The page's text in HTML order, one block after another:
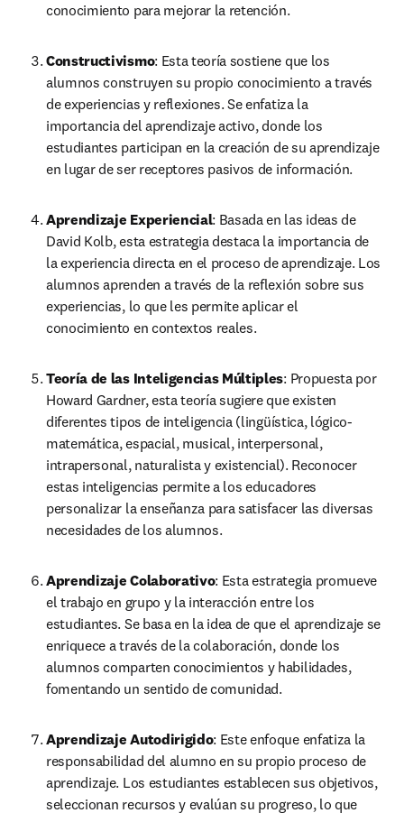
conocimiento para mejorar la retención.
Constructivismo: Esta teoría sostiene que los
alumnos construyen su propio conocimiento a través
de experiencias y reflexiones. Se enfatiza la
importancia del aprendizaje activo, donde los
estudiantes participan en la creación de su aprendizaje
en lugar de ser receptores pasivos de información.
Aprendizaje Experiencial: Basada en las ideas de
David Kolb, esta estrategia destaca la importancia de
la experiencia directa en el proceso de aprendizaje. Los
alumnos aprenden a través de la reflexión sobre sus
experiencias, lo que les permite aplicar el
conocimiento en contextos reales.
Teoría de las Inteligencias Múltiples: Propuesta por
Howard Gardner, esta teoría sugiere que existen
diferentes tipos de inteligencia (lingüística, lógico-
matemática, espacial, musical, interpersonal,
intrapersonal, naturalista y existencial). Reconocer
estas inteligencias permite a los educadores
personalizar la enseñanza para satisfacer las diversas
necesidades de los alumnos.
Aprendizaje Colaborativo: Esta estrategia promueve
el trabajo en grupo y la interacción entre los
estudiantes. Se basa en la idea de que el aprendizaje se
enriquece a través de la colaboración, donde los
alumnos comparten conocimientos y habilidades,
fomentando un sentido de comunidad.
Aprendizaje Autodirigido: Este enfoque enfatiza la
responsabilidad del alumno en su propio proceso de
aprendizaje. Los estudiantes establecen sus objetivos,
seleccionan recursos y evalúan su progreso, lo que